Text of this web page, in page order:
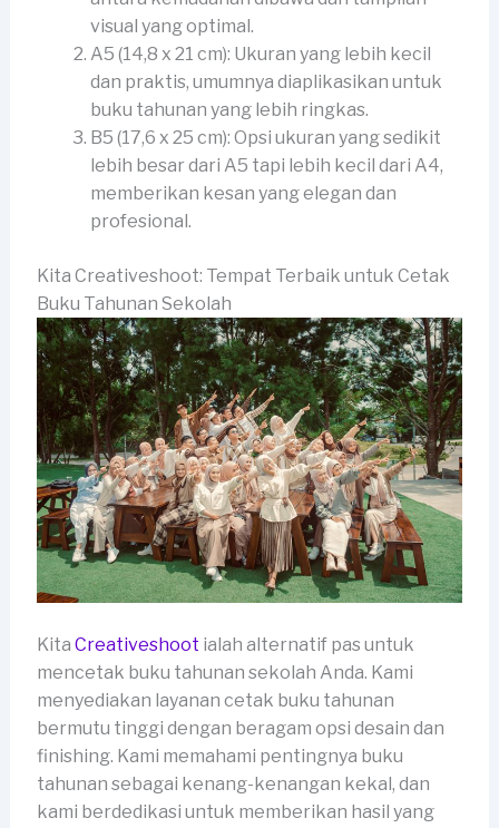
visual yang optimal.
A5 (14,8 x 21 cm): Ukuran yang lebih kecil
dan praktis, umumnya diaplikasikan untuk
buku tahunan yang lebih ringkas.
B5 (17,6 x 25 cm): Opsi ukuran yang sedikit
lebih besar dari A5 tapi lebih kecil dari A4,
memberikan kesan yang elegan dan
profesional.
Kita Creativeshoot: Tempat Terbaik untuk Cetak
Buku Tahunan Sekolah
Kita Creativeshoot ialah alternatif pas untuk
mencetak buku tahunan sekolah Anda. Kami
menyediakan layanan cetak buku tahunan
bermutu tinggi dengan beragam opsi desain dan
finishing. Kami memahami pentingnya buku
tahunan sebagai kenang-kenangan kekal, dan
kami berdedikasi untuk memberikan hasil yang